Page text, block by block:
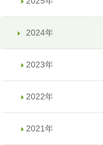
2024年
2023年
2022年
2021年